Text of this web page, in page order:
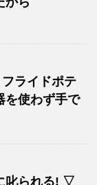
ライドポテ
を使わず手で
叱られる! ▽